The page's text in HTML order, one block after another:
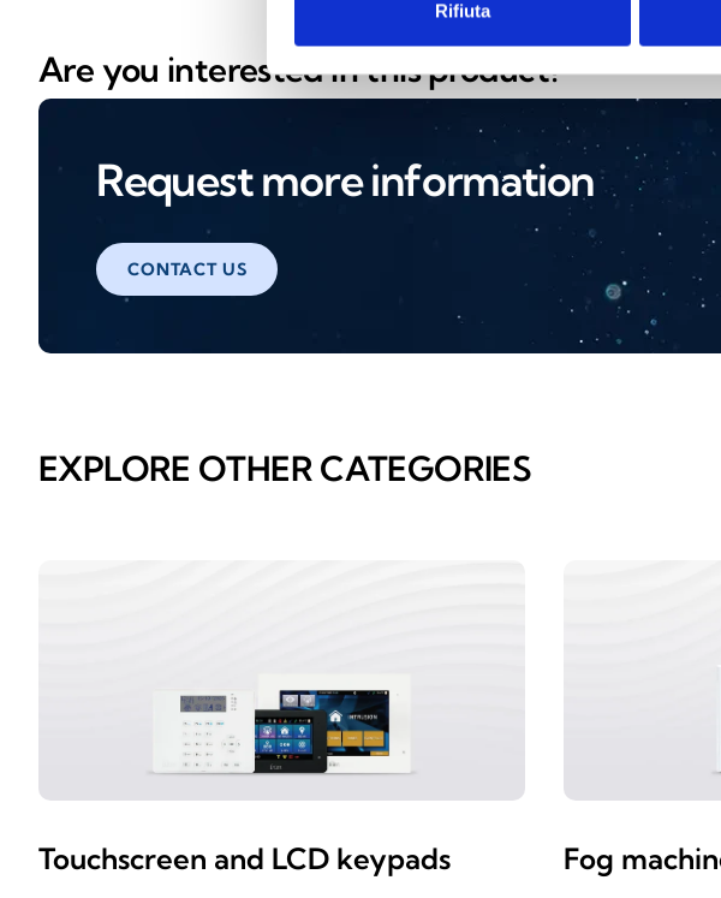
Rifiuta
Are you interested in this product?
Request more information
CONTACT US
EXPLORE OTHER CATEGORIES
Touchscreen and LCD keypads Fog